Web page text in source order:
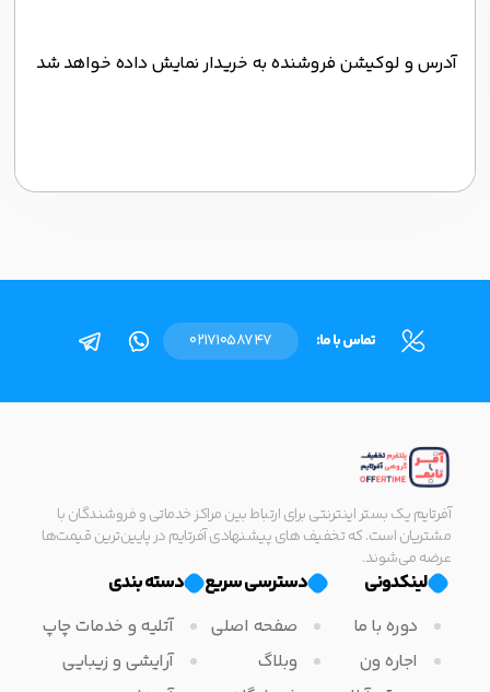
آدرس و لوکیشن فروشنده به خریدار نمایش داده خواهد شد
تماس با ما: 02171058747
آفرتایم یک بستر اینترنتی برای ارتباط بین مراکز خدماتی و فروشندگان با
مشتریان است. که تخفیف های پیشنهادی آفرتایم در پایین‌ترین قیمت‌ها
عرضه می‌شوند.
لینکدونی
دوره با ما
اجاره ون
دسترسی سریع
صفحه اصلی
وبلاگ
دسته بندی
آتلیه و خدمات چاپ
آرایشی و زیبایی